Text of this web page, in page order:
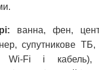
ванна, фен,
супутникове ТБ,
Wi-Fi і кабель),